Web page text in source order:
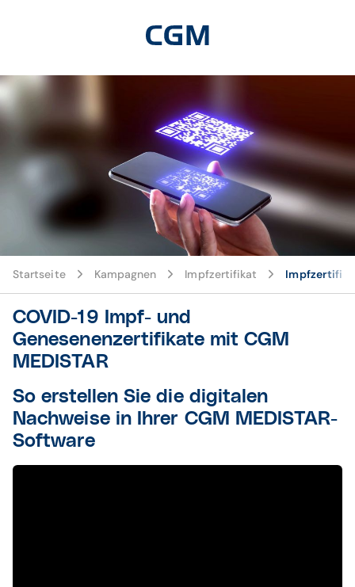
Startseite Kampagnen Impfzertifikat
COVID-19 Impf- und
Genesenenzertifikate mit CGM
MEDISTAR
So erstellen Sie die digitalen
Nachweise in Ihrer CGM MEDISTAR-
Software